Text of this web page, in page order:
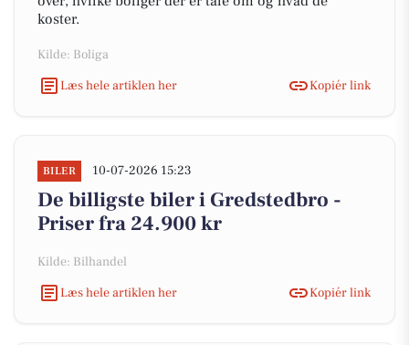
koster.
Kilde: Boliga
Læs hele artiklen her
Kopiér link
BILER 10-07-2026 15:23
De billigste biler i Gredstedbro -
Priser fra 24.900 kr
Kilde: Bilhandel
Læs hele artiklen her
Kopiér link